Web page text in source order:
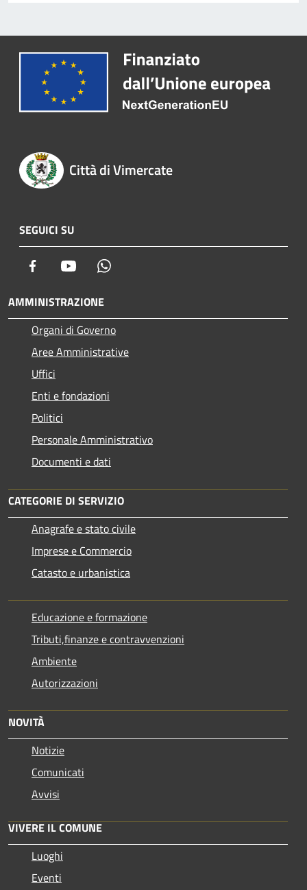
Città di Vimercate
SEGUICI SU
Facebook Youtube
AMMINISTRAZIONE
Organi di Governo
Aree Amministrative
Uffici
Enti e fondazioni
Politici
Personale Amministrativo
Documenti e dati
CATEGORIE DI SERVIZIO
Anagrafe e stato civile
Imprese e Commercio
Catasto e urbanistica
Educazione e formazione
Tributi,finanze e contravvenzioni
Ambiente
Autorizzazioni
NOVITÀ
Notizie
Comunicati
Avvisi
VIVERE IL COMUNE
Luoghi
Eventi